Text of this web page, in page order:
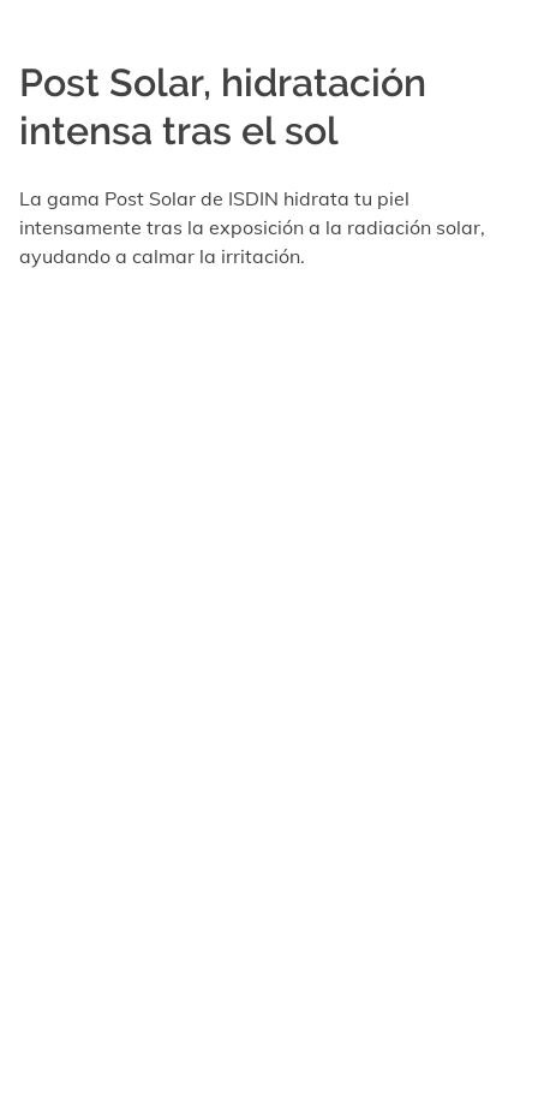
Post Solar, hidratación
intensa tras el sol
La gama Post Solar de ISDIN hidrata tu piel
intensamente tras la exposición a la radiación solar,
ayudando a calmar la irritación.